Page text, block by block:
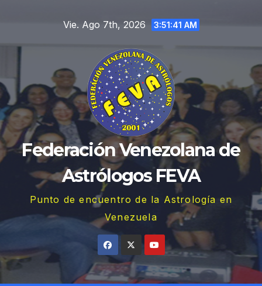
contenido
Vie. Ago 7th, 2026 3:51:42 AM
Federación Venezolana de
Astrólogos FEVA
Punto de encuentro de la Astrología en
Venezuela